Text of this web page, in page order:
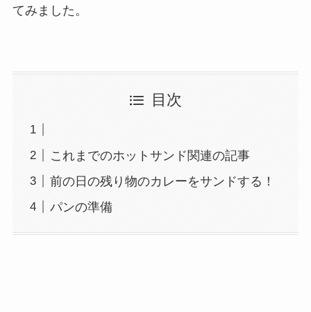
てみました。
目次
これまでのホットサンド関連の記事
前の日の残り物のカレーをサンドする！
パンの準備